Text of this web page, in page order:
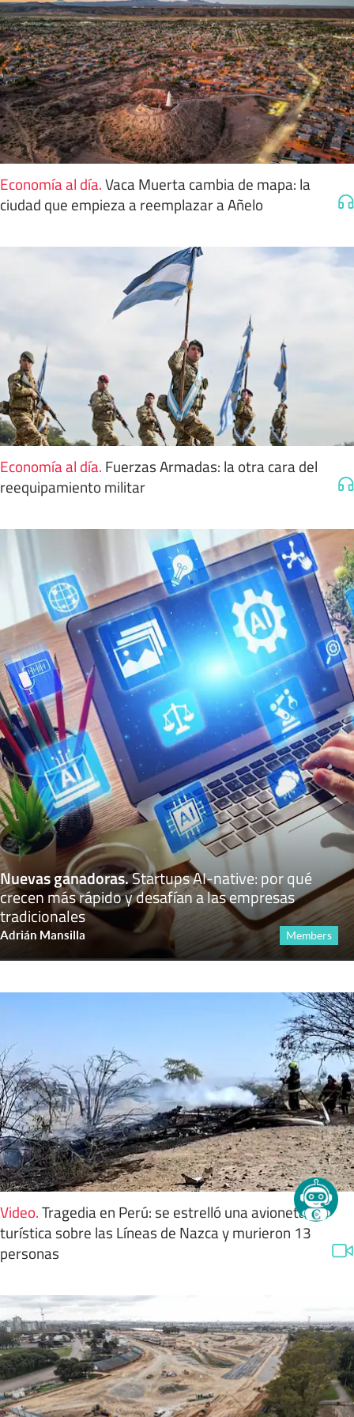
Economía al día.Vaca Muerta cambia de mapa: la
ciudad que empieza a reemplazar a Añelo
Economía al día. Fuerzas Armadas: la otra cara del
reequipamiento militar
Nuevas ganadoras.Startups AI-native: por qué
crecen más rápido y desafían a las empresas
tradicionales
Adrián Mansilla Members
Video.Tragedia en Perú: se estrelló una avioneta
turística sobre las Líneas de Nazca y murieron 13
personas